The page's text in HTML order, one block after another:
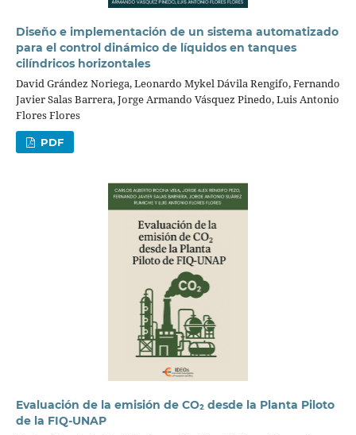
Diseño e implementación de un sistema automatizado
para el control dinámico de líquidos en tanques
cilíndricos horizontales
David Grández Noriega, Leonardo Mykel Dávila Rengifo, Fernando
Javier Salas Barrera, Jorge Armando Vásquez Pinedo, Luis Antonio
Flores Flores
PDF
Evaluación de la emisión de CO₂ desde la Planta Piloto
de la FIQ-UNAP